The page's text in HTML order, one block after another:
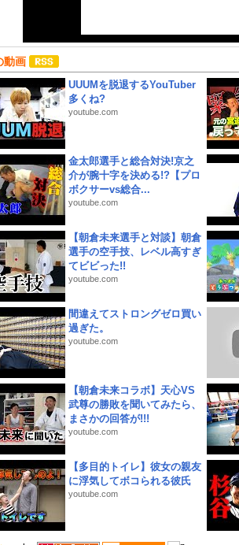
動画
UUUMを脱退するYouTuber
多くね?
youtube.com
金太郎選手と総合対決!京之
介が腕十字を決める!?【プロ
ボクサーvs総合...
youtube.com
【朝倉未来選手と対談】朝倉
選手の空手技、レベル高すぎ
てビビった!!
youtube.com
間違えてストロングゼロ買い
過ぎた。
youtube.com
【朝倉未来コラボ】天心VS
武尊の勝敗を聞いてみたら、
まさかの回答が!!!
youtube.com
【多目的トイレ】彼女の親友
に浮気してボコられる彼氏
youtube.com